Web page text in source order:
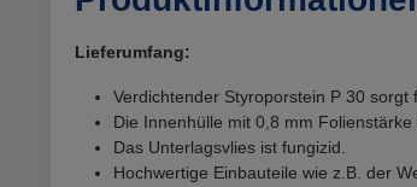
Lieferumfang:
Verdichtender Styroporstein P 30
Die Innenhülle mit 0,8 mm
Das Unterlagsvlies ist fungizid.
Hochwertige Einbauteile wie z.B. der